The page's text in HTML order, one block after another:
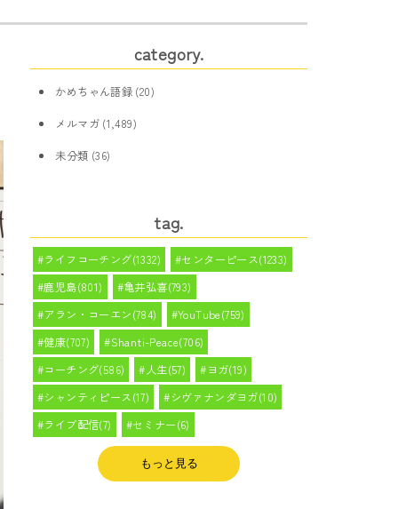
category.
かめちゃん語録 (20)
メルマガ(1,489)
未分類 (36)
tag.
ライフコーチング(1332)
センターピース(1233)
鹿児島(801)
亀井弘喜(793)
アラン・コーエン(784)
YouTube(759)
健康(707)
Shanti-Peace(706)
コーチング(586)
人生(57)
ヨガ(19)
シャンティピース(17)
シヴァナンダヨガ(10)
ライブ配信(7)
セミナー(6)
もっと見る